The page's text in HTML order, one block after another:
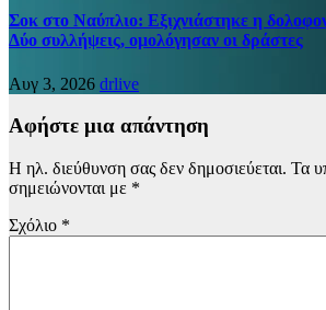
Σοκ στο Ναύπλιο: Εξιχνιάστηκε η
Δύο συλλήψεις, ομολόγησαν οι δράστες
Αυγ 3, 2026 drlive
Αφήστε μια απάντηση
Η ηλ. διεύθυνση σας δεν δημοσιεύεται. Τα
σημειώνονται με *
Σχόλιο *